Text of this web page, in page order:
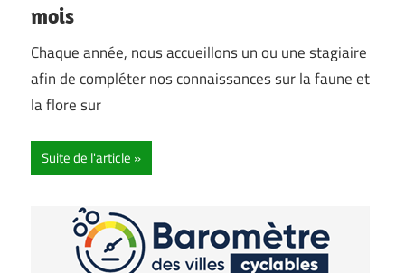
mois
Chaque année, nous accueillons un ou une stagiaire
afin de compléter nos connaissances sur la faune et
la flore sur
Suite de l'article